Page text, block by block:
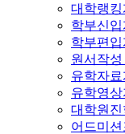
대학랭
학부신
학부편
원서작
유학자
유학영상
대학원
어드미션